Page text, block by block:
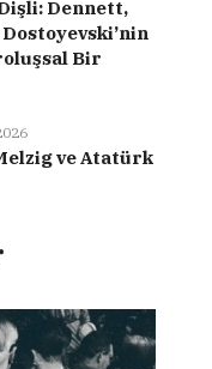
Dennett,
Bir
ve Atatürk